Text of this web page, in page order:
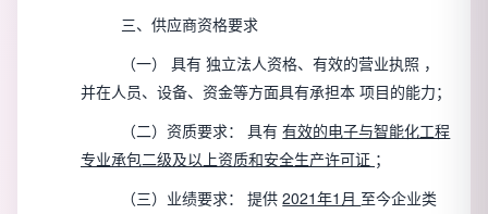
三、供应商资格要求
（一）具有独立法人资格、有效的营业执照 ，
并在人员、设备、资金等方面具有承担本 项目的能力；
（二）资质要求：具有有效的电子与智能化工程
专业承包二级及以上资质和安全生产许可证 ；
（三）业绩要求：提供2021年1月 至今企业类